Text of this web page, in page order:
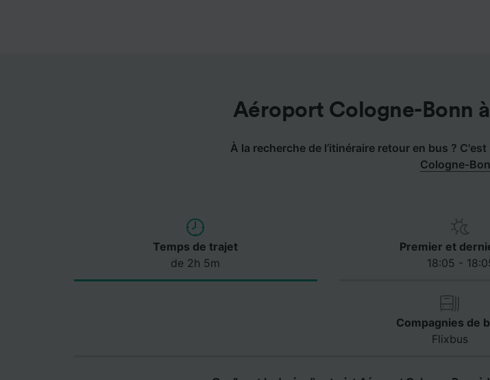
Aéroport Cologne-Bonn
À la recherche de l’itinéraire retour en bus ? C'est
Cologne-
Temps de trajet
de 2h 5m
Premier et
18:05 -
Compagnies de
Flixbus